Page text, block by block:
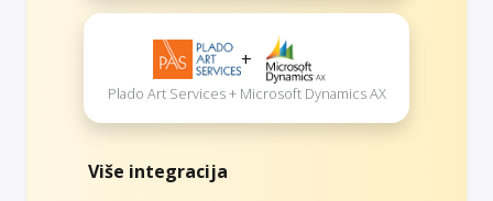
+
Plado Art Services + Microsoft Dynamics AX
Više integracija